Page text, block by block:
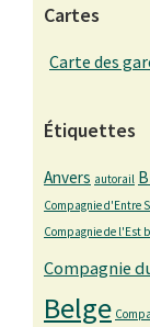
Cartes
Carte des
Étiquettes
Anvers autorail
Compagnie d'Entre
Compagnie de l'Est
Compagnie
Belge